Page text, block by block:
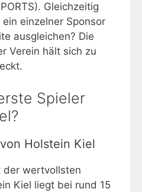
Gleichzeitig
einzelner Sponsor
ausgleichen? Die
Verein hält sich zu
Spieler
Holstein Kiel
der wertvollsten
Kiel liegt bei rund 15